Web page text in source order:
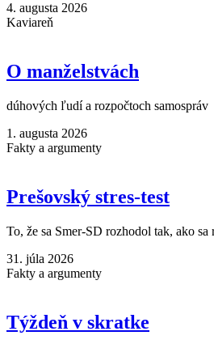
4. augusta 2026
Kaviareň
O manželstvách
dúhových ľudí a rozpočtoch samospráv
1. augusta 2026
Fakty a argumenty
Prešovský stres-test
To, že sa Smer-SD rozhodol tak, ako sa
31. júla 2026
Fakty a argumenty
Týždeň v skratke